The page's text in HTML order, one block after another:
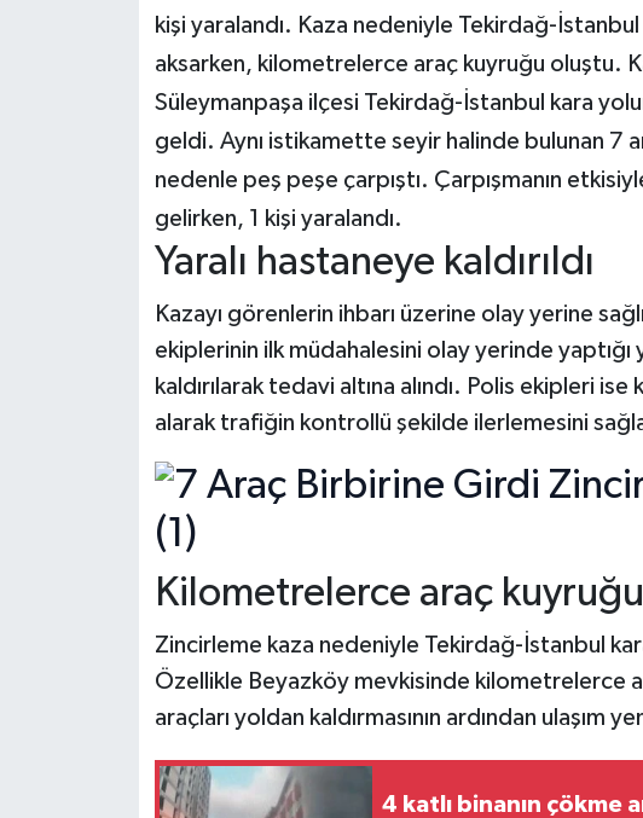
kişi yaralandı. Kaza nedeniyle Tekirdağ-
aksarken, kilometrelerce araç kuyruğu oluştu.
Süleymanpaşa ilçesi Tekirdağ-İstanbul kara
geldi. Aynı istikamette seyir halinde bulunan 7
nedenle peş peşe çarpıştı. Çarpışmanın
gelirken, 1 kişi yaralandı.
Yaralı hastaneye kaldırıldı
Kazayı görenlerin ihbarı üzerine olay yerine
ekiplerinin ilk müdahalesini olay yerinde yaptığı
kaldırılarak tedavi altına alındı. Polis ekipleri
alarak trafiğin kontrollü şekilde ilerlemesini
Kilometrelerce araç
Zincirleme kaza nedeniyle Tekirdağ-İstanbul
Özellikle Beyazköy mevkisinde kilometrelerce
araçları yoldan kaldırmasının ardından ulaşım
4 katlı binanın çökme
KAHRAMANMARAŞ